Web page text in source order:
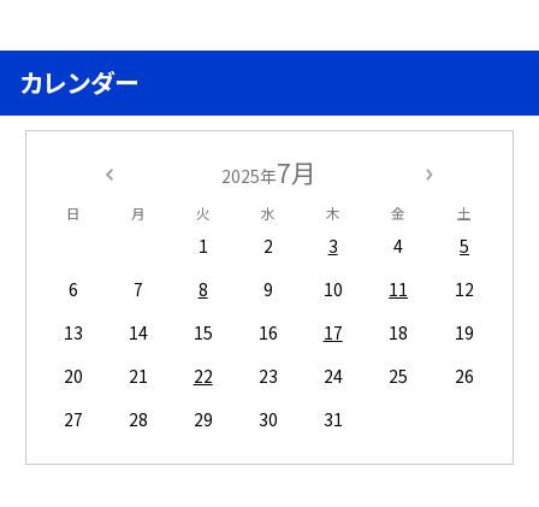
カレンダー
2025年7月
日 月 火 水 木 金 土
1 2 3 4
5
6
7 8 9 10 11
12
13
14 15 16 17 18
19
20
21 22 23 24 25
26
27
28 29 30 31